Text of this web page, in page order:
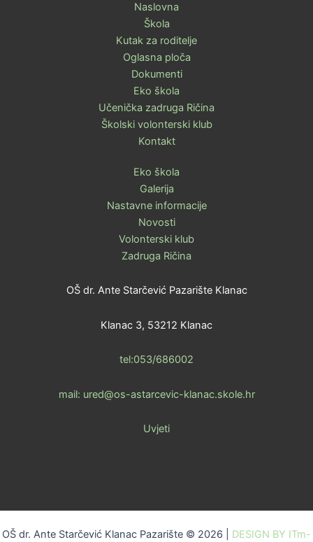
Naslovna
Škola
Kutak za roditelje
Oglasna ploča
Dokumenti
Eko škola
Učenička zadruga Ričina
Školski volonterski klub
Kontakt
Eko škola
Galerija
Nastavne informacije
Novosti
Volonterski klub
Zadruga Ričina
OŠ dr. Ante Starčević Pazarište Klanac
Klanac 3, 53212 Klanac
tel:053/686002
mail: ured@os-astarcevic-klanac.skole.hr
Uvjeti
OŠ dr. Ante Starčević Klanac Pazarište © 2026 | DESIGN BY ITm-